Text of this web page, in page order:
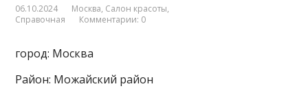
06.10.2024 Москва, Салон красоты,
Справочная
Комментарии: 0
город: Москва
Район: Можайский район